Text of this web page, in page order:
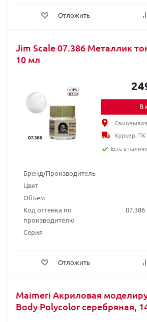
Отложить
Jim Scale 07.386 Металлик
10 мл
Бренд/Производитель
Цвет
Объем
Код оттенка по
производителю
Серия
Отложить
В
Самовывоз
Курьер, ТК
Есть в
Maimeri Акриловая
Body Polycolor серебряная,